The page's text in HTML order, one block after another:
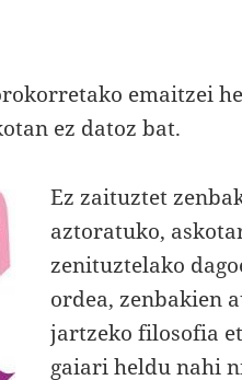
emaitzei
ez datoz bat.
Ez zaituztet
aztoratuko,
zenituztelako
ordea, zenbakien
jartzeko filosofia
gaiari heldu nahi